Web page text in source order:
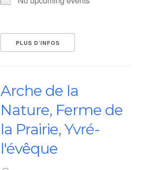
PLUS D’INFOS
Arche de la
Nature, Ferme de
la Prairie, Yvré-
l'évêque